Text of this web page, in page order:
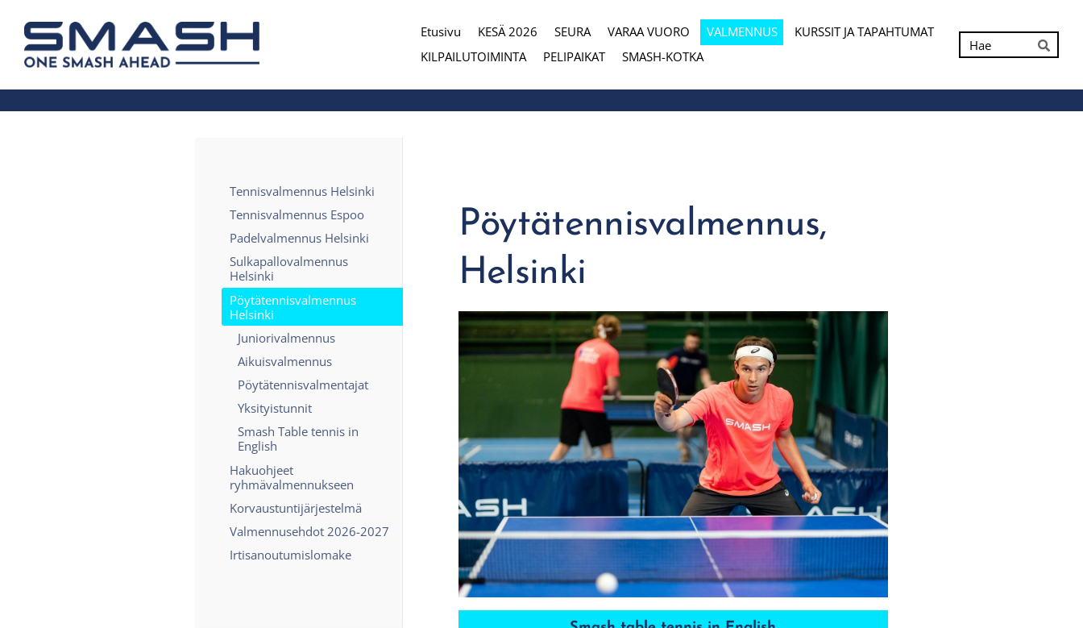
Siirry
sivun
sisältöön
Smash ry - Suomen suurin mailapeliseura
Etusivu KESÄ 2026 SEURA VARAA VUORO VALMENNUS
KURSSIT JA TAPAHTUMAT
KILPAILUTOIMINTA
PELIPAIKAT SMASH-KOTKA Hae
Tennisvalmennus Helsinki
Tennisvalmennus Espoo
Padelvalmennus Helsinki
Sulkapallovalmennus
Helsinki
Pöytätennisvalmennus
Helsinki
Juniorivalmennus
Aikuisvalmennus
Pöytätennisvalmentajat
Yksityistunnit
Smash Table tennis in
English
Hakuohjeet
ryhmävalmennukseen
Korvaustuntijärjestelmä
Valmennusehdot 2026-2027
Irtisanoutumislomake
Pöytätennisvalmennus,
Helsinki